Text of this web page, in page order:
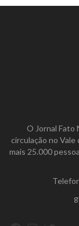
O Jornal Fato
circulação no
mais 25.000